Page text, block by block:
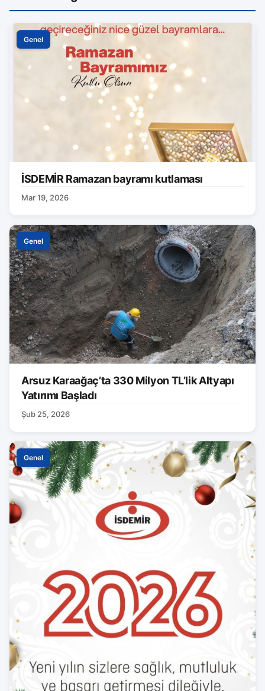
Genel
İSDEMİR Ramazan bayramı kutlaması
Mar 19, 2026
Genel
Arsuz Karaağaç’ta 330 Milyon TL’lik Altyapı
Yatırımı Başladı
Şub 25, 2026
Genel